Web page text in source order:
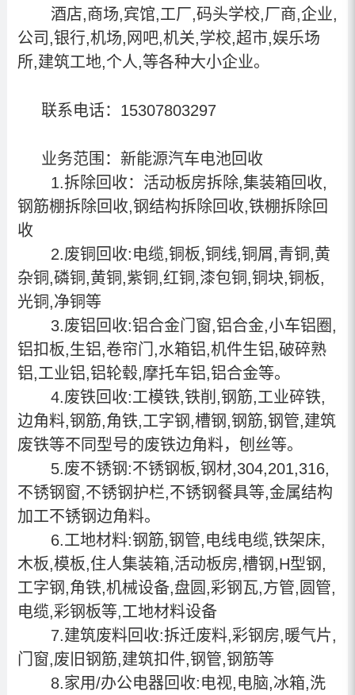
酒店,商场,宾馆,工厂,码头学校,厂商,企业,
公司,银行,机场,网吧,机关,学校,超市,娱乐场
所,建筑工地,个人,等各种大小企业。
联系电话：15307803297
业务范围： 新能源汽车电池回收
1.拆除回收：活动板房拆除,集装箱回收,
钢筋棚拆除回收,钢结构拆除回收,铁棚拆除回
收
2.废铜回收:电缆,铜板,铜线,铜屑,青铜,黄
杂铜,磷铜,黄铜,紫铜,红铜,漆包铜,铜块,铜板,
光铜,净铜等
3.废铝回收:铝合金门窗,铝合金,小车铝圈,
铝扣板,生铝,卷帘门,水箱铝,机件生铝,破碎熟
铝,工业铝,铝轮毂,摩托车铝,铝合金等。
4.废铁回收:工模铁,铁削,钢筋,工业碎铁,
边角料,钢筋,角铁,工字钢,槽钢,钢筋,钢管,建筑
废铁等不同型号的废铁边角料，刨丝等。
5.废不锈钢:不锈钢板,钢材,304,201,316,
不锈钢窗,不锈钢护栏,不锈钢餐具等,金属结构
加工不锈钢边角料。
6.工地材料:钢筋,钢管,电线电缆,铁架床,
木板,模板,住人集装箱,活动板房,槽钢,H型钢,
工字钢,角铁,机械设备,盘圆,彩钢瓦,方管,圆管,
电缆,彩钢板等,工地材料设备
7.建筑废料回收:拆迁废料,彩钢房,暖气片,
门窗,废旧钢筋,建筑扣件,钢管,钢筋等
8.家用/办公电器回收:电视,电脑,冰箱,洗